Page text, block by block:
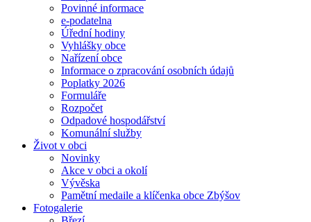
Povinné informace
e-podatelna
Úřední hodiny
Vyhlášky obce
Nařízení obce
Informace o zpracování osobních údajů
Poplatky 2026
Formuláře
Rozpočet
Odpadové hospodářství
Komunální služby
Život v obci
Novinky
Akce v obci a okolí
Vývěska
Pamětní medaile a klíčenka obce Zbýšov
Fotogalerie